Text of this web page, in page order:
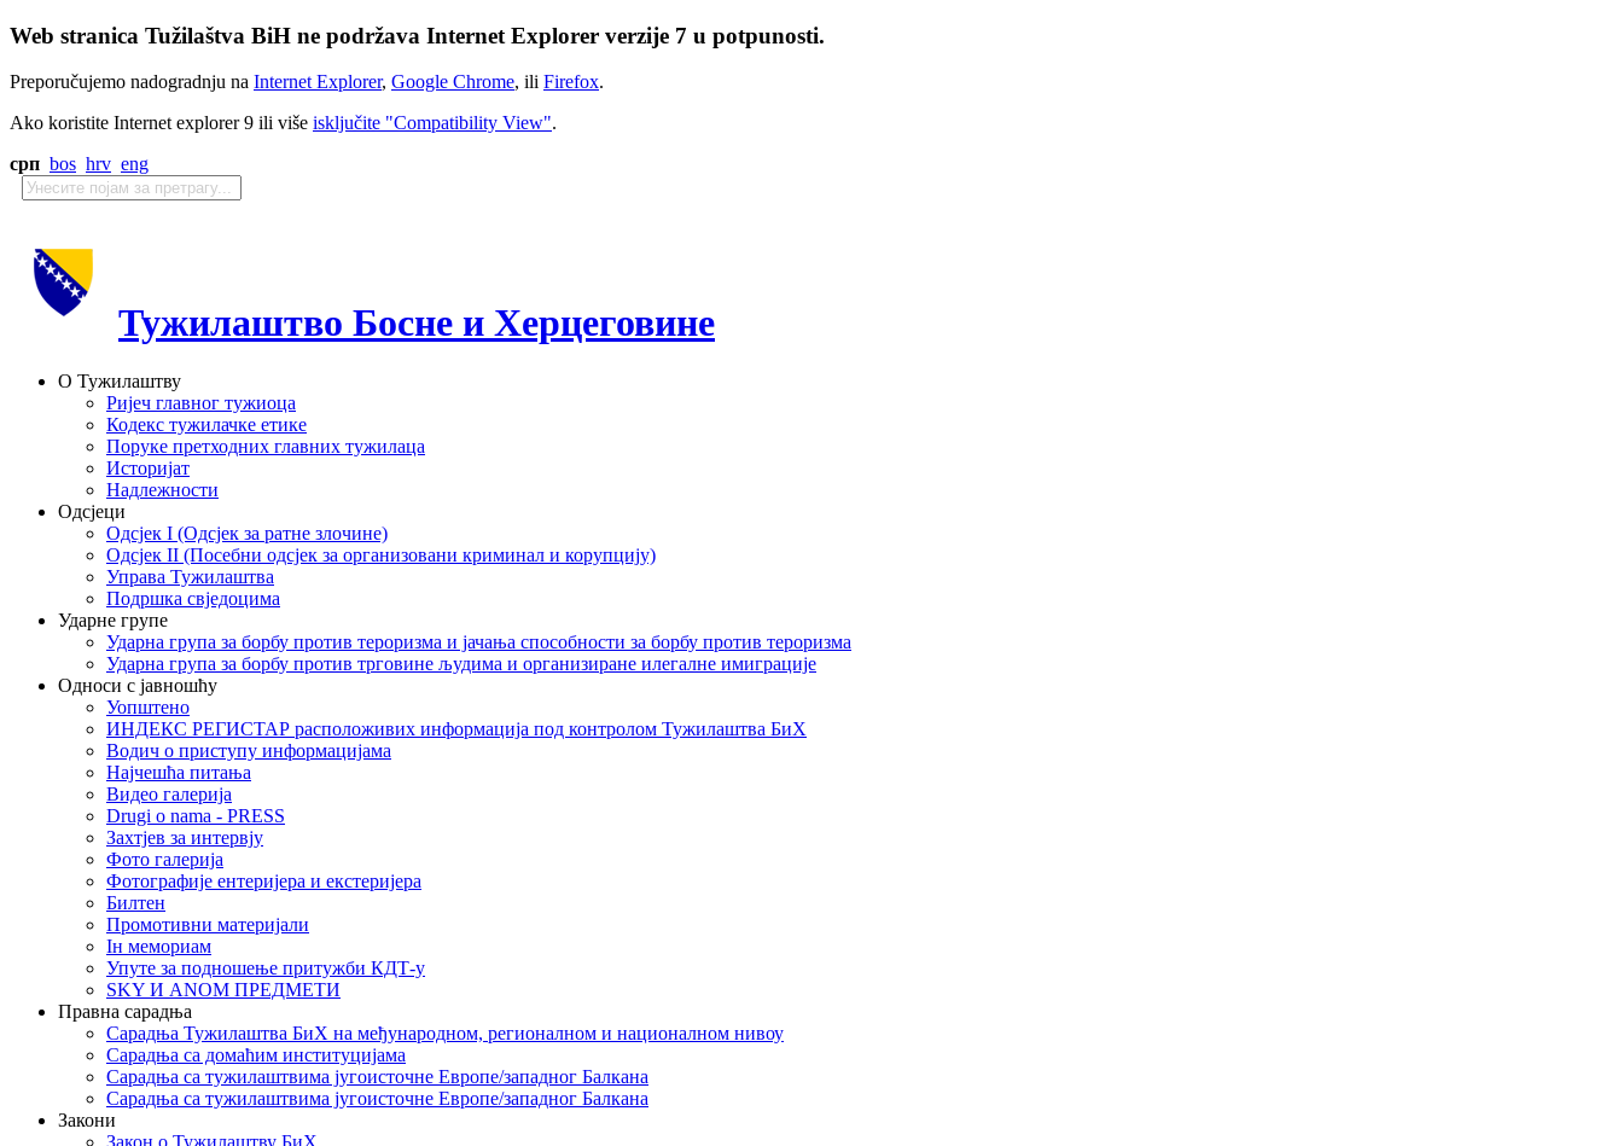
Web stranica Tužilaštva BiH ne podržava Internet Explorer verzije 7 u potpunosti.
Preporučujemo nadogradnju na Internet Explorer, Google Chrome, ili Firefox.
Ako koristite Internet explorer 9 ili više isključite "Compatibility View".
срп bos hrv eng
Тужилаштво Босне и Херцеговине
О Тужилаштву
Ријеч главног тужиоца
Кодекс тужилачке етике
Поруке претходних главних тужилаца
Историјат
Надлежности
Одсјеци
Одсјек I (Одсјек за ратне злочине)
Одсјек II (Посебни одсјек за организовани криминал и корупцију)
Управа Тужилаштва
Подршка свједоцима
Ударне групе
Ударна група за борбу против тероризма и јачања способности за борбу против тероризма
Ударна група за борбу против трговине људима и организиране илегалне имиграције
Односи с јавношћу
Уопштено
ИНДЕКС РЕГИСТАР расположивих информација под контролом Тужилаштва БиХ
Водич о приступу информацијама
Најчешћа питања
Видео галерија
Drugi o nama - PRESS
Захтјев за интервју
Фото галерија
Фотографије ентеријера и екстеријера
Билтен
Промотивни материјали
Iн мемориам
Упуте за подношење притужби КДТ-у
SKY И ANOM ПРЕДМЕТИ
Правна сарадња
Сарадња Тужилаштва БиХ на међународном, регионалном и националном нивоу
Сарадња са домаћим институцијама
Сарадња са тужилаштвима југоисточне Европе/западног Балкана
Сарадња са тужилаштвима југоисточне Европе/западног Балкана
Закони